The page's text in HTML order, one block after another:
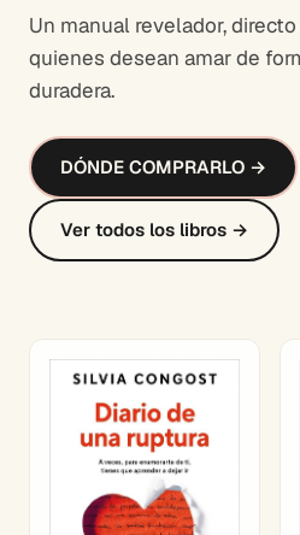
Un manual revelador,
quienes desean amar de
duradera.
DÓNDE COMPRARLO →
Ver todos los libros →